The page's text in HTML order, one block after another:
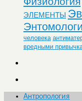
ЭЛЕМЕНТЫ
человека
вредными
Антропология